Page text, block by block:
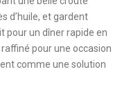
d’huile, et gardent
pour un dîner rapide en
pour une occasion
comme une solution